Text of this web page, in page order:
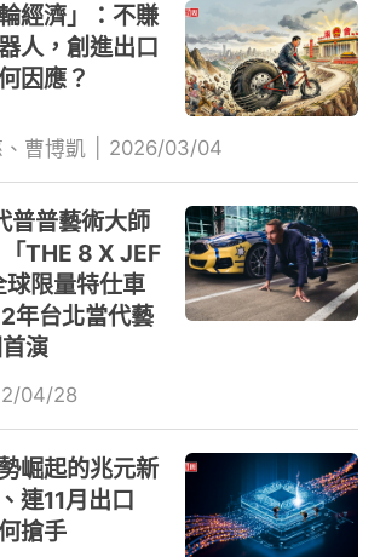
經濟」：不賺
人，創進出口
因應？
曹博凱 2026/03/04
普普藝術大師
THE 8 X JEF
球限量特仕車
年台北當代藝
演
04/28
崛起的兆元新
連11月出口
搶手